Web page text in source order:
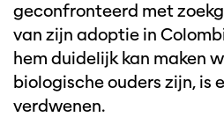
geconfronteerd met
van zijn adoptie in
hem duidelijk kan maken
biologische ouders zijn, is
verdwenen.